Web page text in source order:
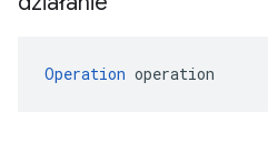
Operation operation